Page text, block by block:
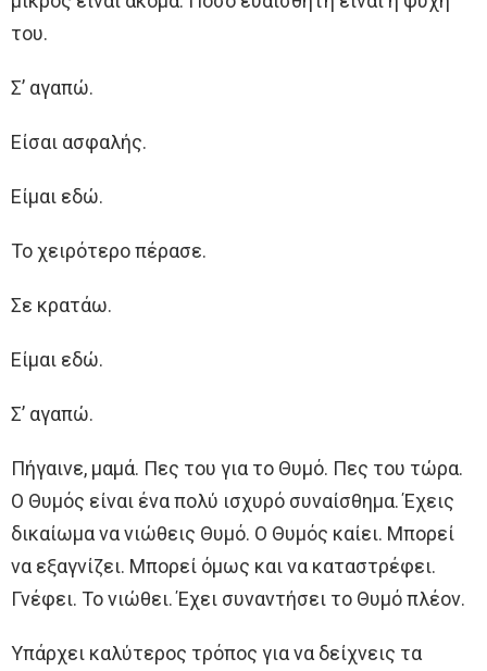
του.
Σ’ αγαπώ.
Είσαι ασφαλής.
Είμαι εδώ.
Το χειρότερο πέρασε.
Σε κρατάω.
Είμαι εδώ.
Σ’ αγαπώ.
Πήγαινε, μαμά. Πες του για το Θυμό. Πες του τώρα.
Ο Θυμός είναι ένα πολύ ισχυρό συναίσθημα. Έχεις
δικαίωμα να νιώθεις Θυμό. Ο Θυμός καίει. Μπορεί
να εξαγνίζει. Μπορεί όμως και να καταστρέφει.
Γνέφει. Το νιώθει. Έχει συναντήσει το Θυμό πλέον.
Υπάρχει καλύτερος τρόπος για να δείχνεις τα